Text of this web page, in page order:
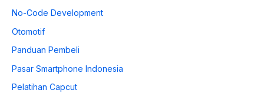
No-Code Development
Otomotif
Panduan Pembeli
Pasar Smartphone Indonesia
Pelatihan Capcut